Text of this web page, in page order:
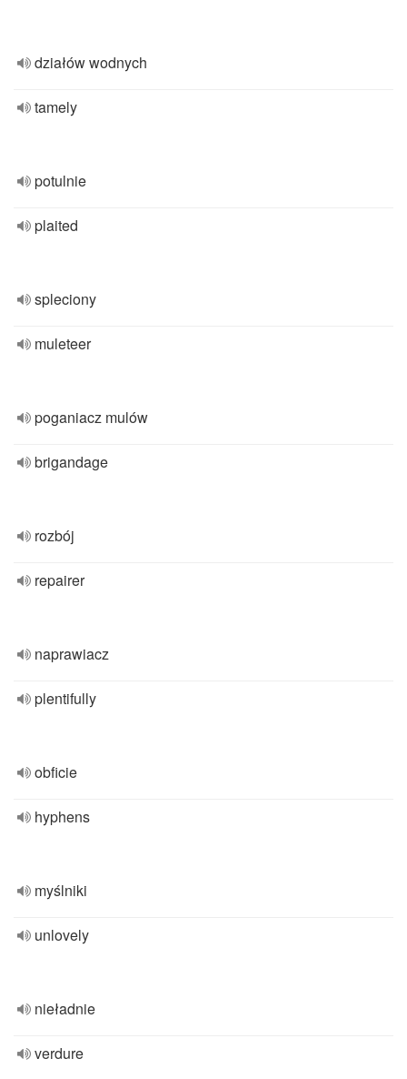
działów wodnych
tamely
potulnie
plaited
spleciony
muleteer
poganiacz mulów
brigandage
rozbój
repairer
naprawiacz
plentifully
obficie
hyphens
myślniki
unlovely
nieładnie
verdure